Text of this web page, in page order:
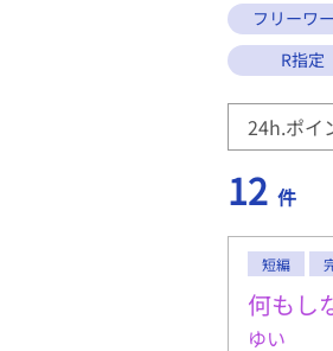
フリーワ
R指定
12 件
短編
何もし
ゆい